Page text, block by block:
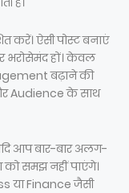
करें। ऐसी पोस्ट बनाएं
भरोसेमंद हों। केवल
बढ़ाने की
Audience के साथ
आप बार-बार अलग-
को समझ नहीं पाएंगे।
या Finance जैसी